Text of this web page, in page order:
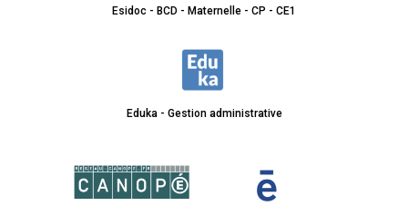
Esidoc - BCD - Maternelle - CP - CE1
Eduka - Gestion administrative